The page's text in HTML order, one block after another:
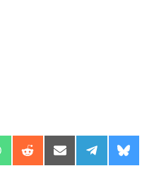
Share
on
Share
on
Share
on
on